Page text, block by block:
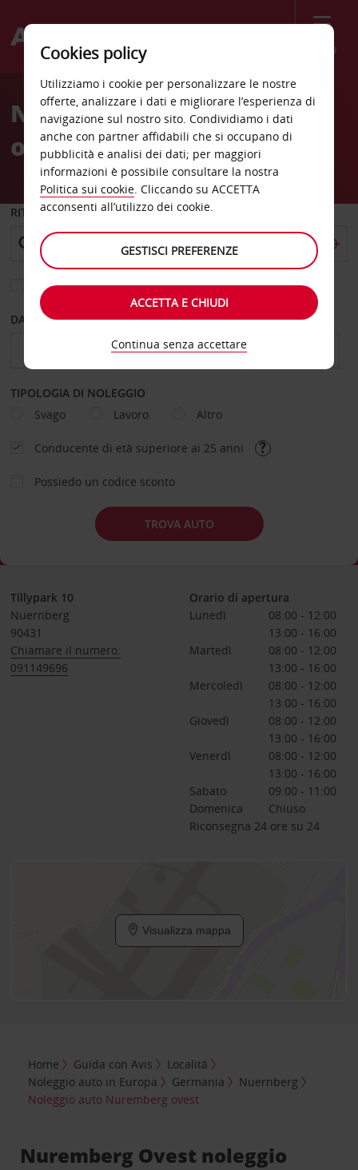
Menù
Welcome
AvisNoleggio auto Nuremberg
ovest
RITIRO DA
Scegli una località di riconsegna diversa
DAL GIORNO AL GIORNO
TIPOLOGIA DI NOLEGGIO
Svago
Lavoro Altro
Conducente di età superiore ai 25 anni
Possiedo un codice sconto
TROVA AUTO
Tillypark 10
Nuernberg
90431
Chiamare il numero:
091149696
Orario di apertura
Lunedì
08:00 - 12:00
13:00 - 16:00
Martedì
08:00 - 12:00
13:00 - 16:00
Mercoledì
08:00 - 12:00
13:00 - 16:00
Giovedì
08:00 - 12:00
13:00 - 16:00
Venerdì
08:00 - 12:00
13:00 - 16:00
Sabato
09:00 - 11:00
Domenica
Chiuso
Riconsegna 24 ore su 24
Visualizza mappa
Home Guida con Avis
Località
Noleggio auto in Europa
Germania
Nuernberg
Noleggio auto Nuremberg ovest
Nuremberg Ovest noleggio
Cookies policy
Utilizziamo i cookie per personalizzare le nostre
offerte, analizzare i dati e migliorare l’esperienza di
navigazione sul nostro sito. Condividiamo i dati
anche con partner affidabili che si occupano di
pubblicità e analisi dei dati; per maggiori
informazioni è possibile consultare la nostra
Politica sui cookie. Cliccando su ACCETTA
acconsenti all’utilizzo dei cookie.
GESTISCI PREFERENZE
ACCETTA E CHIUDI
Continua senza accettare